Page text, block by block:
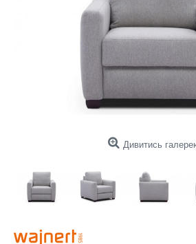
Дивитись